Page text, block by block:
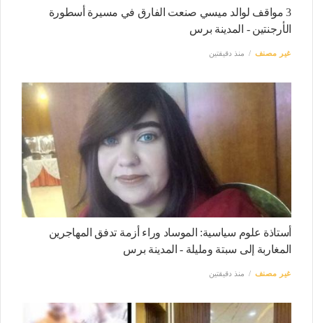
3 مواقف لوالد ميسي صنعت الفارق في مسيرة أسطورة
الأرجنتين - المدينة برس
غير مصنف منذ دقيقتين
أستاذة علوم سياسية: الموساد وراء أزمة تدفق المهاجرين
المغاربة إلى سبتة ومليلة - المدينة برس
غير مصنف منذ دقيقتين